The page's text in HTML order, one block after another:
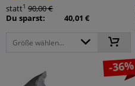
statt1 90,00 €
Du sparst:
40,01 €
Größe wählen...
-36%